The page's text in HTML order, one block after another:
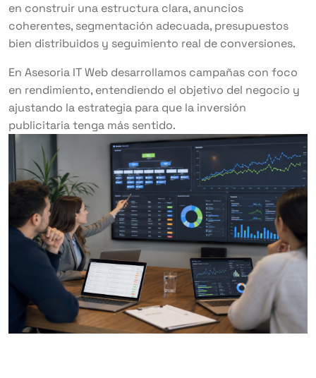
en construir una estructura clara, anuncios
coherentes, segmentación adecuada, presupuestos
bien distribuidos y seguimiento real de conversiones.
En Asesoria IT Web desarrollamos campañas con foco
en rendimiento, entendiendo el objetivo del negocio y
ajustando la estrategia para que la inversión
publicitaria tenga más sentido.